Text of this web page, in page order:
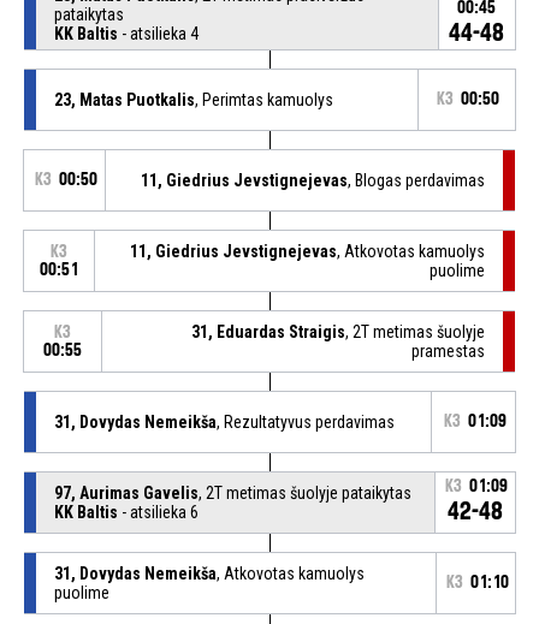
pataikytas
KK Baltis - atsilieka 4
00:45
44-48
23, Matas Puotkalis, Perimtas kamuolys K3 00:50
K3 00:50 11, Giedrius Jevstignejevas, Blogas perdavimas
K3
00:51
11, Giedrius Jevstignejevas, Atkovotas kamuolys
puolime
K3
00:55
31, Eduardas Straigis, 2T metimas šuolyje
pramestas
31, Dovydas Nemeikša, Rezultatyvus perdavimas K3 01:09
97, Aurimas Gavelis, 2T metimas šuolyje pataikytas
KK Baltis - atsilieka 6
K3 01:09
42-48
31, Dovydas Nemeikša, Atkovotas kamuolys
puolime
K3 01:10